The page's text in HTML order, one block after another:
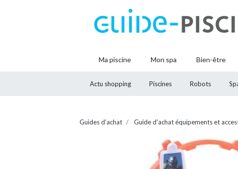
Ma piscine Mon spa Bien-être
Actu shopping Piscines Robots
Guides d'achat Guide d'achat équipements et